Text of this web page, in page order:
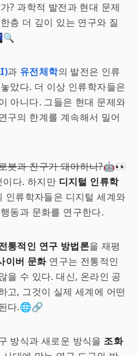
? 과학적 발전과 현대 문제
층 더 깊이 있는 연구와 질
과 유전체학의 발전은 인류
았다. 더 이상 인류학자들은
아니다. 그들은 현대 문제와
구의 한계를 계속해서 밀어
봇과 친구가 돼야하나?🤖👀
다. 하지만 디지털 인류학
인류학자들은 디지털 세계와
동과 문화를 연구한다.
통적인 연구 방법론을 재평
이버 문화연구는 전통적인
을 수 있다. 대신, 온라인 공
고, 그것이 실제 세계에 어떤
다.🌐🔗
방식과 새로운 방식을 조화